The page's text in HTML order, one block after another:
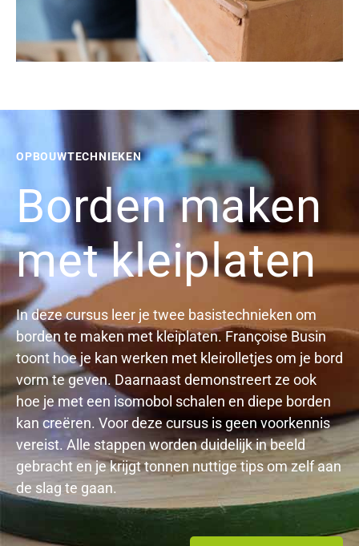
OPBOUWTECHNIEKEN
Borden maken
met kleiplaten
In deze cursus leer je twee basistechnieken om
borden te maken met kleiplaten. Françoise Busin
toont hoe je kan werken met kleirolletjes om je bord
vorm te geven. Daarnaast demonstreert ze ook
hoe je met een isomobol schalen en diepe borden
kan creëren. Voor deze cursus is geen voorkennis
vereist. Alle stappen worden duidelijk in beeld
gebracht en je krijgt tonnen nuttige tips om zelf aan
de slag te gaan.